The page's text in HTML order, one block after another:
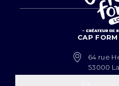
CAP
64 rue
53000